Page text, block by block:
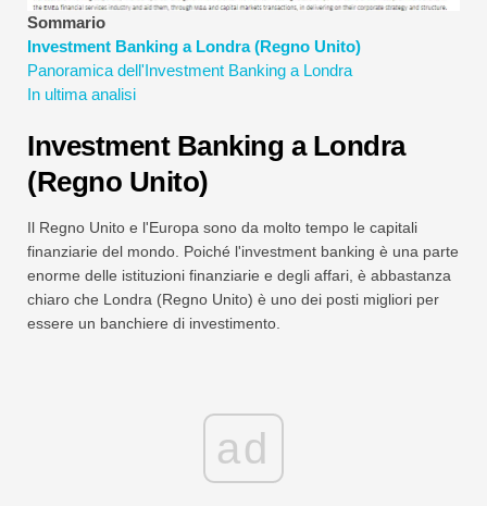
Tutorial sulla modellazione finanziaria
Modulo completo
Sommario
Investment Banking a Londra (Regno Unito)
Panoramica dell'Investment Banking a Londra
In ultima analisi
Investment Banking a Londra
(Regno Unito)
Il Regno Unito e l'Europa sono da molto tempo le capitali
finanziarie del mondo. Poiché l'investment banking è una parte
enorme delle istituzioni finanziarie e degli affari, è abbastanza
chiaro che Londra (Regno Unito) è uno dei posti migliori per
essere un banchiere di investimento.
ad